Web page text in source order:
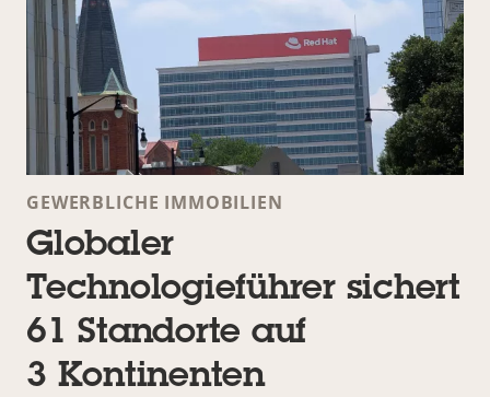
GEWERBLICHE IMMOBILIEN
Globaler
Technologieführer sichert
61 Standorte auf
3 Kontinenten